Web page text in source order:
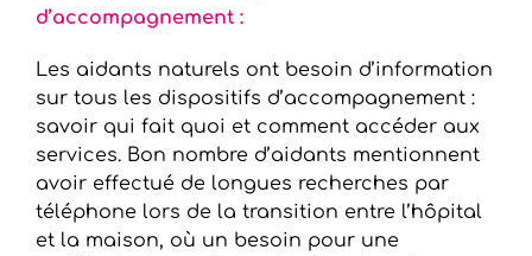
d’accompagnement :
Les aidants naturels ont besoin d’information
sur tous les dispositifs d’accompagnement :
savoir qui fait quoi et comment accéder aux
services. Bon nombre d’aidants mentionnent
avoir effectué de longues recherches par
téléphone lors de la transition entre l’hôpital
et la maison, où un besoin pour une